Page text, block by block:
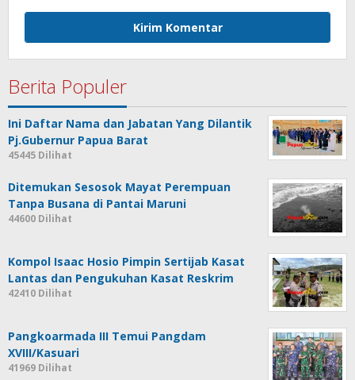
Berita Populer
Ini Daftar Nama dan Jabatan Yang Dilantik
Pj.Gubernur Papua Barat
45445 Dilihat
Ditemukan Sesosok Mayat Perempuan
Tanpa Busana di Pantai Maruni
44600 Dilihat
Kompol Isaac Hosio Pimpin Sertijab Kasat
Lantas dan Pengukuhan Kasat Reskrim
42410 Dilihat
Pangkoarmada III Temui Pangdam
XVIII/Kasuari
41969 Dilihat